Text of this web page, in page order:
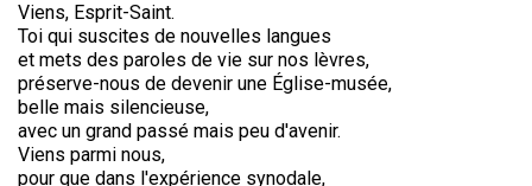
Viens, Esprit-Saint.
Toi qui suscites de nouvelles langues
et mets des paroles de vie sur nos lèvres,
préserve-nous de devenir une Église-musée,
belle mais silencieuse,
avec un grand passé mais peu d'avenir.
Viens parmi nous,
pour que dans l'expérience synodale,